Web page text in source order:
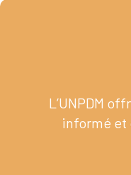
L’UNPDM
informé et